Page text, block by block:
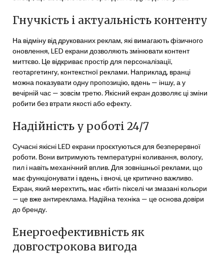
Гнучкість і актуальність контенту
На відміну від друкованих реклам, які вимагають фізичного
оновлення, LED екрани дозволяють змінювати контент
миттєво. Це відкриває простір для персоналізації,
геотаргетингу, контекстної реклами. Наприклад, вранці
можна показувати одну пропозицію, вдень — іншу, а у
вечірній час — зовсім третю. Якісний екран дозволяє ці зміни
робити без втрати якості або ефекту.
Надійність у роботі 24/7
Сучасні якісні LED екрани проєктуються для безперервної
роботи. Вони витримують температурні коливання, вологу,
пил і навіть механічний вплив. Для зовнішньої реклами, що
має функціонувати і вдень, і вночі, це критично важливо.
Екран, який мерехтить, має «биті» пікселі чи змазані кольори
— це вже антиреклама. Надійна техніка — це основа довіри
до бренду.
Енергоефективність як
довгострокова вигода